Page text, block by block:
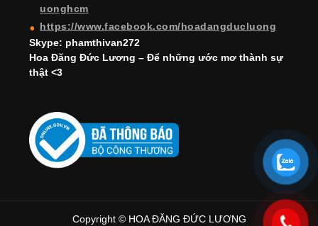
uonghcm
https://www.facebook.com/hoadangducluong
Skype: phamthivan272
Hoa Đăng Đức Lương – Để những ước mơ thành sự
thật <3
Copyright © HOA ĐĂNG ĐỨC LƯƠNG